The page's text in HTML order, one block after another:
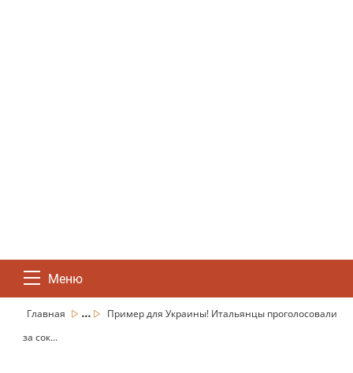
Меню
Главная ...
Пример для Украины! Итальянцы проголосовали
за сок...